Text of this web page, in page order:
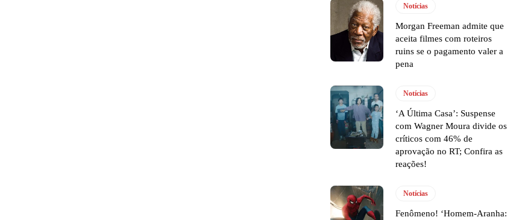
Notícias
Morgan Freeman admite que
aceita filmes com roteiros
ruins se o pagamento valer a
pena
Notícias
‘A Última Casa’: Suspense
com Wagner Moura divide os
críticos com 46% de
aprovação no RT; Confira as
reações!
Notícias
Fenômeno! ‘Homem-Aranha: